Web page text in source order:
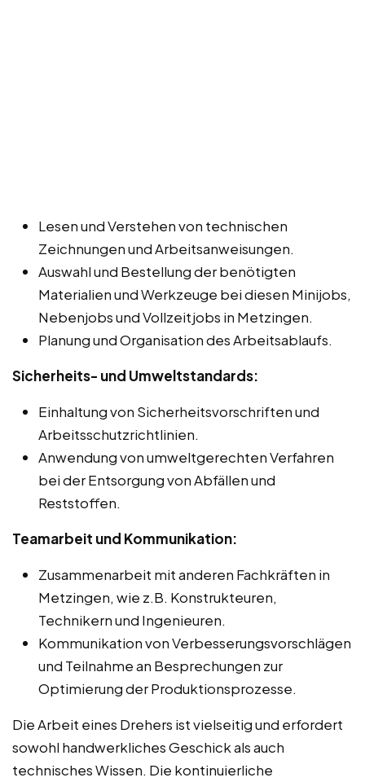
Lesen und Verstehen von technischen
Zeichnungen und Arbeitsanweisungen.
Auswahl und Bestellung der benötigten
Materialien und Werkzeuge bei diesen Minijobs,
Nebenjobs und Vollzeitjobs in Metzingen.
Planung und Organisation des Arbeitsablaufs.
Sicherheits- und Umweltstandards:
Einhaltung von Sicherheitsvorschriften und
Arbeitsschutzrichtlinien.
Anwendung von umweltgerechten Verfahren
bei der Entsorgung von Abfällen und
Reststoffen.
Teamarbeit und Kommunikation:
Zusammenarbeit mit anderen Fachkräften in
Metzingen, wie z.B. Konstrukteuren,
Technikern und Ingenieuren.
Kommunikation von Verbesserungsvorschlägen
und Teilnahme an Besprechungen zur
Optimierung der Produktionsprozesse.
Die Arbeit eines Drehers ist vielseitig und erfordert
sowohl handwerkliches Geschick als auch
technisches Wissen. Die kontinuierliche